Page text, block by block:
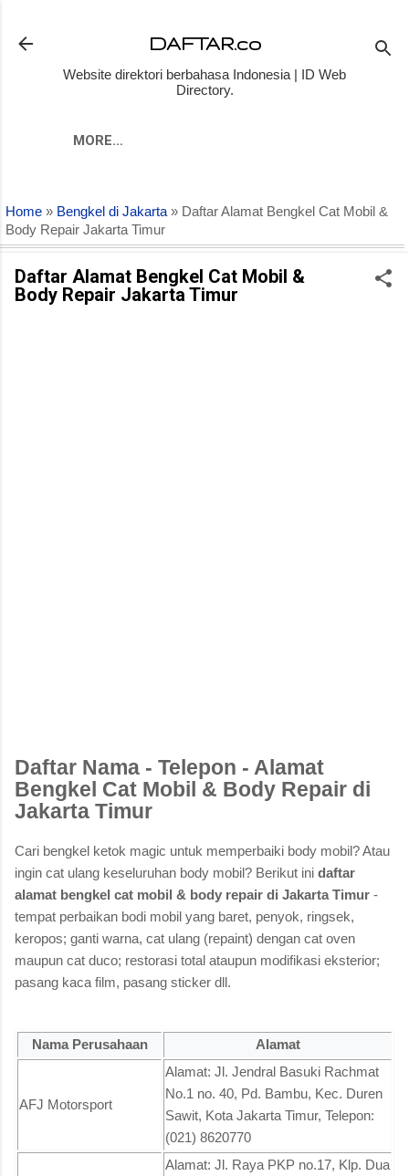
DAFTAR.co
Website direktori berbahasa Indonesia | ID Web
Directory.
MORE…
Home » Bengkel di Jakarta » Daftar Alamat Bengkel Cat Mobil &
Body Repair Jakarta Timur
Daftar Alamat Bengkel Cat Mobil &
Body Repair Jakarta Timur
Daftar Nama - Telepon - Alamat
Bengkel Cat Mobil & Body Repair di
Jakarta Timur
Cari bengkel ketok magic untuk memperbaiki body mobil? Atau
ingin cat ulang keseluruhan body mobil? Berikut ini daftar
alamat bengkel cat mobil & body repair di Jakarta Timur -
tempat perbaikan bodi mobil yang baret, penyok, ringsek,
keropos; ganti warna, cat ulang (repaint) dengan cat oven
maupun cat duco; restorasi total ataupun modifikasi eksterior;
pasang kaca film, pasang sticker dll.
Nama Perusahaan Alamat
AFJ Motorsport
Alamat: Jl. Jendral Basuki Rachmat
No.1 no. 40, Pd. Bambu, Kec. Duren
Sawit, Kota Jakarta Timur, Telepon:
(021) 8620770
Alamat: Jl. Raya PKP no.17, Klp. Dua